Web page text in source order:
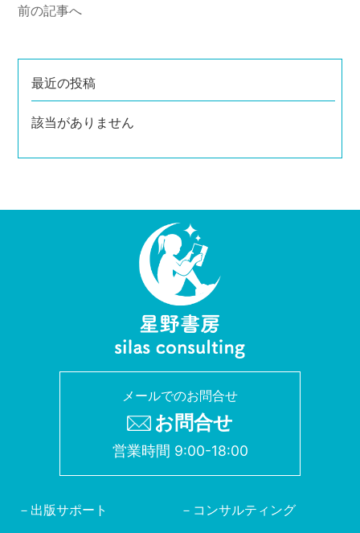
前の記事へ
最近の投稿
該当がありません
メールでのお問合せ
お問合せ
営業時間 9:00-18:00
出版サポート
コンサルティング